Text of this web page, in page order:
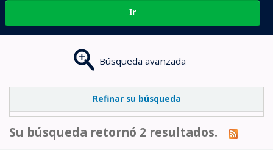
Ir
Búsqueda avanzada
Refinar su búsqueda
Su búsqueda retornó 2 resultados.